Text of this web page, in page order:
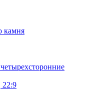
камня
22:9